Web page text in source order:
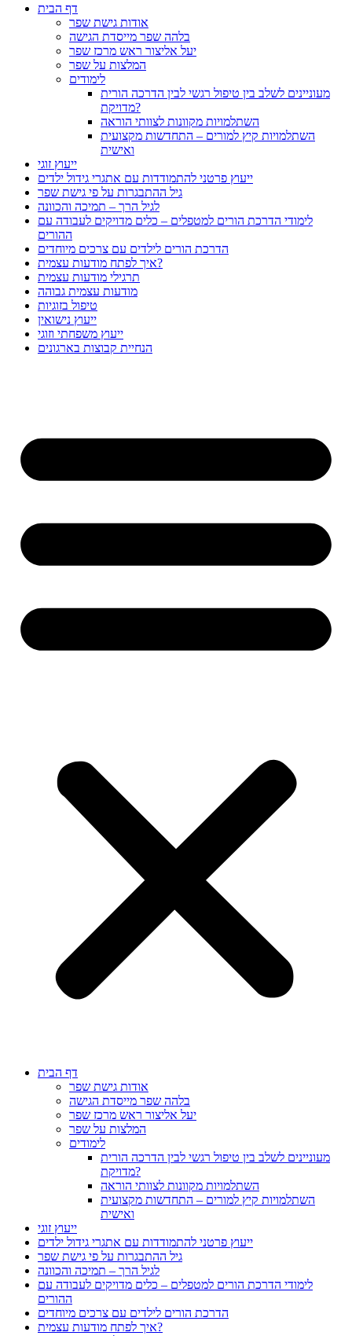
דף הבית
אודות גישת שפר
בלהה שפר מייסדת הגישה
יעל אליצור ראש מרכז שפר
המלצות על שפר
לימודים
מעוניינים לשלב בין טיפול רגשי לבין הדרכה הורית
מדויקת?
השתלמויות מקוונות לצוותי הוראה
השתלמויות קיץ למורים – התחדשות מקצועית
ואישית
ייעוץ זוגי
ייעוץ פרטני להתמודדות עם אתגרי גידול ילדים
גיל ההתבגרות על פי גישת שפר
לגיל הרך – תמיכה והכוונה
לימודי הדרכת הורים למטפלים – כלים מדויקים לעבודה עם
ההורים
הדרכת הורים לילדים עם צרכים מיוחדים
איך לפתח מודעות עצמית?
תרגילי מודעות עצמית
מודעות עצמית גבוהה
טיפול בזוגיות
ייעוץ נישואין
ייעוץ משפחתי וזוגי
הנחיית קבוצות בארגונים
דף הבית
אודות גישת שפר
בלהה שפר מייסדת הגישה
יעל אליצור ראש מרכז שפר
המלצות על שפר
לימודים
מעוניינים לשלב בין טיפול רגשי לבין הדרכה הורית
מדויקת?
השתלמויות מקוונות לצוותי הוראה
השתלמויות קיץ למורים – התחדשות מקצועית
ואישית
ייעוץ זוגי
ייעוץ פרטני להתמודדות עם אתגרי גידול ילדים
גיל ההתבגרות על פי גישת שפר
לגיל הרך – תמיכה והכוונה
לימודי הדרכת הורים למטפלים – כלים מדויקים לעבודה עם
ההורים
הדרכת הורים לילדים עם צרכים מיוחדים
איך לפתח מודעות עצמית?